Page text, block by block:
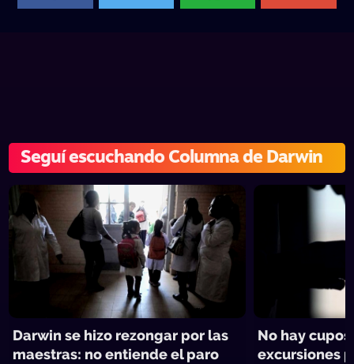
Seguí escuchando Columna de Darwin
Darwin se hizo rezongar por las
maestras: no entiende el paro
No hay
excursiones